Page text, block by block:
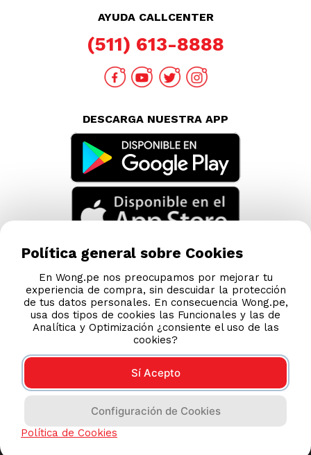
AYUDA CALLCENTER
(511) 613-8888
DESCARGA NUESTRA APP
Esta tienda usa Niubiz para realizar transacciones
Política general sobre Cookies
En Wong.pe nos preocupamos por mejorar tu
experiencia de compra, sin descuidar la protección
de tus datos personales. En consecuencia Wong.pe,
usa dos tipos de cookies las Funcionales y las de
Analítica y Optimización ¿consiente el uso de las
cookies?
Sí Acepto
Configuración de Cookies
Política de Cookies